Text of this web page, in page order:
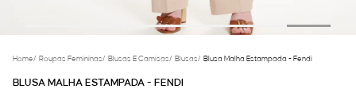
Home/ Roupas Femininas/ Blusas E Camisas/ Blusas/ Blusa Malha Estampada - Fendi
BLUSA MALHA ESTAMPADA - FENDI